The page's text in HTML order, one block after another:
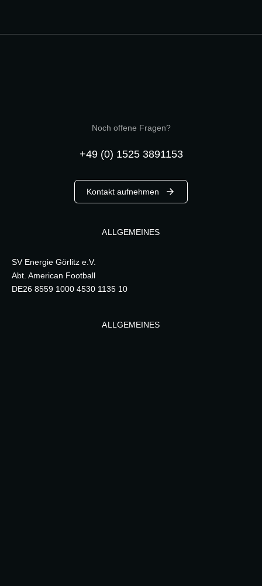
Noch offene Fragen?
+49 (0) 1525 3891153
Kontakt aufnehmen
ALLGEMEINES
SV Energie Görlitz e.V.
Abt. American Football
DE26 8559 1000 4530 1135 10
ALLGEMEINES